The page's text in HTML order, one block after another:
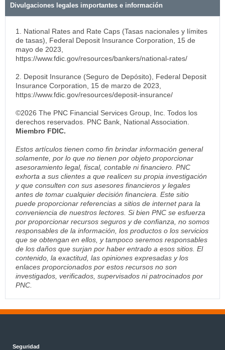
Divulgaciones legales importantes e información
1. National Rates and Rate Caps (Tasas nacionales y límites
de tasas), Federal Deposit Insurance Corporation, 15 de
mayo de 2023,
https://www.fdic.gov/resources/bankers/national-rates/
2. Deposit Insurance (Seguro de Depósito), Federal Deposit
Insurance Corporation, 15 de marzo de 2023,
https://www.fdic.gov/resources/deposit-insurance/
©2026 The PNC Financial Services Group, Inc. Todos los
derechos reservados. PNC Bank, National Association.
Miembro FDIC.
Estos artículos tienen como fin brindar información general
solamente, por lo que no tienen por objeto proporcionar
asesoramiento legal, fiscal, contable ni financiero. PNC
exhorta a sus clientes a que realicen su propia investigación
y que consulten con sus asesores financieros y legales
antes de tomar cualquier decisión financiera. Este sitio
puede proporcionar referencias a sitios de internet para la
conveniencia de nuestros lectores. Si bien PNC se esfuerza
por proporcionar recursos seguros y de confianza, no somos
responsables de la información, los productos o los servicios
que se obtengan en ellos, y tampoco seremos responsables
de los daños que surjan por haber entrado a esos sitios. El
contenido, la exactitud, las opiniones expresadas y los
enlaces proporcionados por estos recursos no son
investigados, verificados, supervisados ni patrocinados por
PNC.
Seguridad